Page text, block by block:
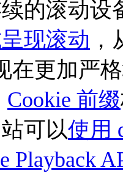
的滚动设
现滚动
在更加严
Cookie 前缀
可以使用
Playback